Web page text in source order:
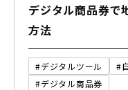
デジタル商品券で
方法
#デジタルツール #
#デジタル商品券